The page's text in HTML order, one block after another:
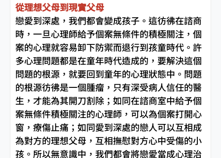
從理想父母到現實父母
戀愛到深處，我們都會變成孩子。這彷彿在諮商
時，一旦心理師給予個案無條件的積極關注，個
案的心理就容易卸下防禦而退行到孩童時代。許
多心理問題都是在童年時代造成的，要解決這個
問題的根源，就要回到童年的心理狀態中。問題
的根源彷彿是一個腫瘤，只有深受病人信任的醫
生，才能為其開刀割除；如同在諮商室中給予個
案無條件積極關注的心理師，可以為個案打開心
窗，療傷止痛；如同愛到深處的戀人可以互相成
為對方的理想父母，互相撫慰對方心中受傷的小
孩。所以無意識中，我們都會將戀愛當成心理治